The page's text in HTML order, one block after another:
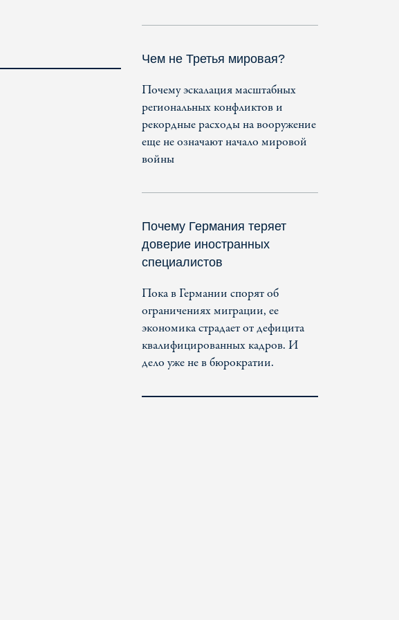
Чем не Третья мировая?
Почему эскалация масштабных
региональных конфликтов и
рекордные расходы на вооружение
еще не означают начало мировой
войны
Почему Германия теряет
доверие иностранных
специалистов
Пока в Германии спорят об
ограничениях миграции, ее
экономика страдает от дефицита
квалифицированных кадров. И
дело уже не в бюрократии.